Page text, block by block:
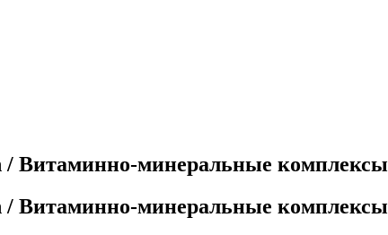
Витаминно-минеральные комплексы
Витаминно-минеральные комплексы